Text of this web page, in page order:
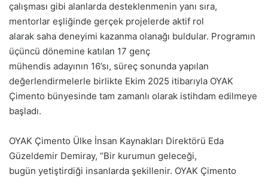
çalışması gibi alanlarda desteklenmenin yanı sıra,
mentorlar eşliğinde gerçek projelerde aktif rol
alarak saha deneyimi kazanma olanağı buldular. Programın
üçüncü dönemine katılan 17 genç
mühendis adayının 16’sı, süreç sonunda yapılan
değerlendirmelerle birlikte Ekim 2025 itibarıyla OYAK
Çimento bünyesinde tam zamanlı olarak istihdam edilmeye
başladı.
OYAK Çimento Ülke İnsan Kaynakları Direktörü Eda
Güzeldemir Demiray, “Bir kurumun geleceği,
bugün yetiştirdiği insanlarda şekillenir. OYAK Çimento